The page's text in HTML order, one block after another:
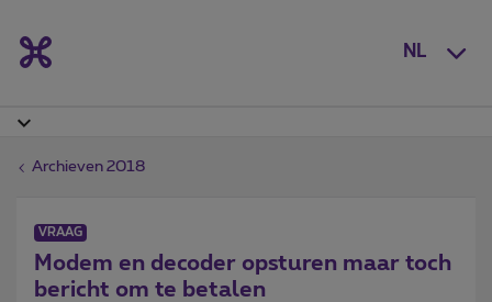
NL
Archieven 2018
VRAAG
Modem en decoder opsturen maar toch
bericht om te betalen